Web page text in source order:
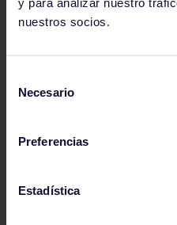
nuestros socios.
Necesario
Preferencias
Estadística
Finlandia
Hungría
Letonia